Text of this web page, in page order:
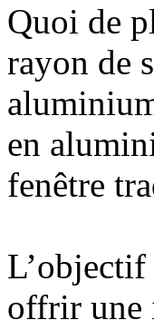
Quoi de
rayon de
en
fenêtre
offrir une